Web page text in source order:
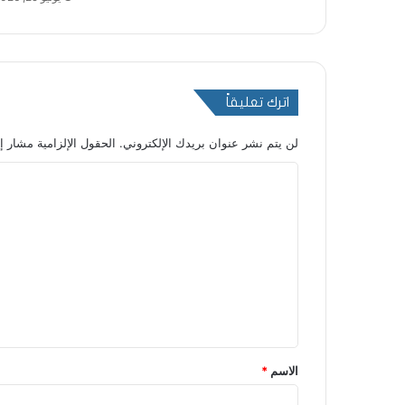
اترك تعليقاً
لن يتم نشر عنوان بريدك الإلكتروني. الحقول الإلزامية مشار
*
الاسم *